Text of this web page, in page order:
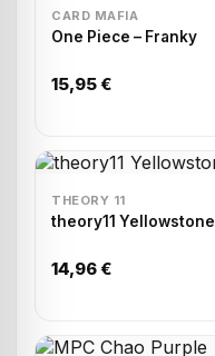
CARD MAFIA
One Piece – Franky
15,95 €
THEORY 11
theory11 Yellowstone
14,96 €